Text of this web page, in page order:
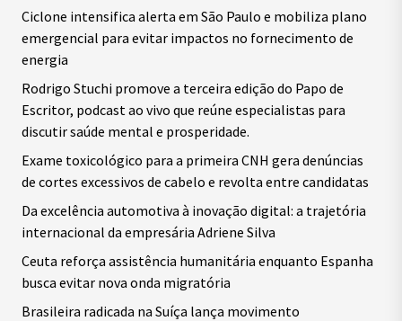
Ciclone intensifica alerta em São Paulo e mobiliza plano
emergencial para evitar impactos no fornecimento de
energia
Rodrigo Stuchi promove a terceira edição do Papo de
Escritor, podcast ao vivo que reúne especialistas para
discutir saúde mental e prosperidade.
Exame toxicológico para a primeira CNH gera denúncias
de cortes excessivos de cabelo e revolta entre candidatas
Da excelência automotiva à inovação digital: a trajetória
internacional da empresária Adriene Silva
Ceuta reforça assistência humanitária enquanto Espanha
busca evitar nova onda migratória
Brasileira radicada na Suíça lança movimento